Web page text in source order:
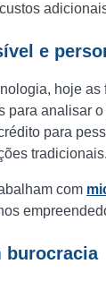
e
hoje as
para analisar
para
tradicionais.
com
burocracia